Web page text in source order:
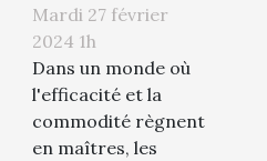
des zones de
dépose-minute
pour les
commerces
locaux
Mardi 27 février
2024 1h
Dans un monde où
l'efficacité et la
commodité règnent
en maîtres, les